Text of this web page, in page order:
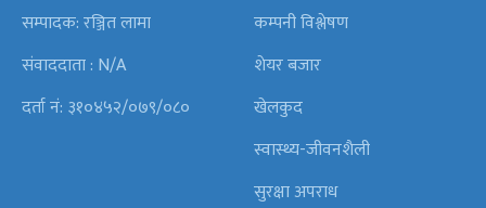
सम्पादक: रञ्जित लामा
संवाददाता : N/A
दर्ता नं: ३१०४५२/०७९/०८०
कम्पनी विश्लेषण
शेयर बजार
खेलकुद
स्वास्थ्य-जीवनशैली
सुरक्षा अपराध